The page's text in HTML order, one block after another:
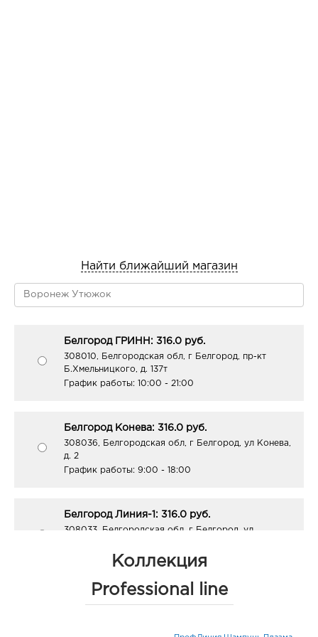
Найти ближайший магазин
Белгород ГРИНН: 316.0 руб.
308010, Белгородская обл, г Белгород, пр-кт
Б.Хмельницкого, д. 137т
График работы: 10:00 - 21:00
Белгород Конева: 316.0 руб.
308036, Белгородская обл, г Белгород, ул Конева,
д. 2
График работы: 9:00 - 18:00
Белгород Линия-1: 316.0 руб.
308033, Белгородская обл, г Белгород, ул
График работы:10:00 - 21:00
Коллекция
Professional line